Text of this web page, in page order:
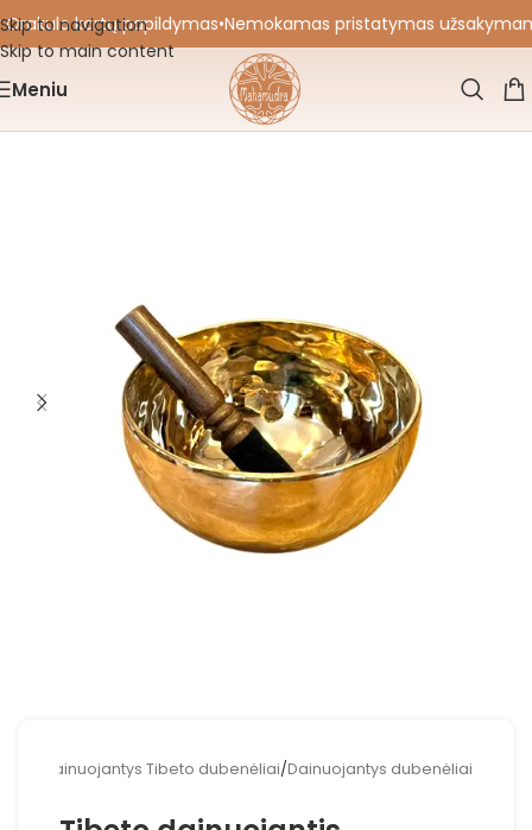
Skip to navigation
Skip to main content
kortų papildymas•Nemokamas pristatymas
Meniu
Dainuojantys Tibeto dubenėliai/Dainuojantys dubenėliai